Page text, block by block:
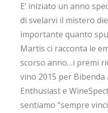
E’ iniziato un anno
di svelarvi il mistero
importante quanto
Martis ci racconta le
scorso anno…i premi
vino 2015 per
Enthusiast e
sentiamo “sempre